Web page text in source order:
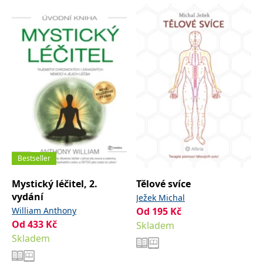
Bestseller
Mystický léčitel, 2.
vydání
William Anthony
Od 433 Kč
Skladem
Tělové svíce
Ježek Michal
Od 195 Kč
Skladem
PHPSESSID
PHP.net
www.bambook.cz
Zavřením
prohlížeče
Cookie
generovaný
aplikacemi
založenými
na jazyce
PHP. Toto je
univerzální
identifikátor
používaný k
udržování
proměnných
relací
uživatelů.
Obvykle se
jedná o
náhodně
vygenerované
číslo, jeho